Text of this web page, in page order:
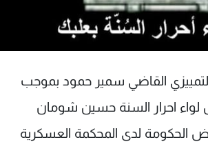
التمييزي القاضي سمير حمود بموجب
احرار السنة حسين شومان
الحكومة لدى المحكمة العسكرية
وظائف
شروط الإسـتخدام